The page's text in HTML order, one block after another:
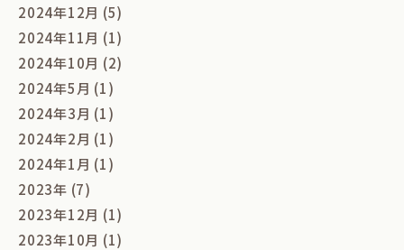
2024年12月 (5)
2024年11月 (1)
2024年10月 (2)
2024年5月 (1)
2024年3月 (1)
2024年2月 (1)
2024年1月 (1)
2023年 (7)
2023年12月 (1)
2023年10月 (1)